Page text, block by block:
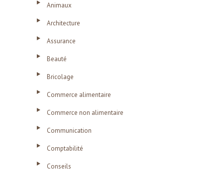
Animaux
Architecture
Assurance
Beauté
Bricolage
Commerce alimentaire
Commerce non alimentaire
Communication
Comptabilité
Conseils